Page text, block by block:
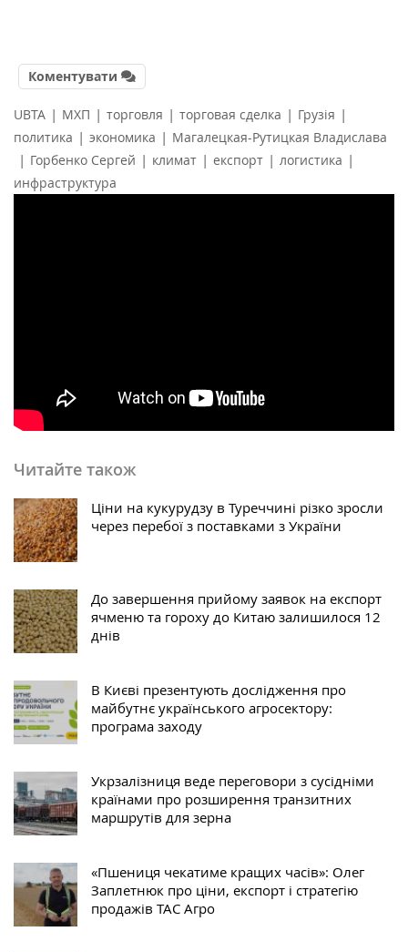
Коментувати
UBTA | МХП | торговля | торговая сделка | Грузія |
политика | экономика | Магалецкая-Рутицкая Владислава
| Горбенко Сергей | климат | експорт | логистика |
инфраструктура
Читайте також
Ціни на кукурудзу в Туреччині різко зросли
через перебої з поставками з України
До завершення прийому заявок на експорт
ячменю та гороху до Китаю залишилося 12
днів
В Києві презентують дослідження про
майбутнє українського агросектору:
програма заходу
Укрзалізниця веде переговори з сусідніми
країнами про розширення транзитних
маршрутів для зерна
«Пшениця чекатиме кращих часів»: Олег
Заплетнюк про ціни, експорт і стратегію
продажів ТАС Агро